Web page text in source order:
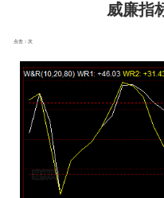
威廉指
点击：次